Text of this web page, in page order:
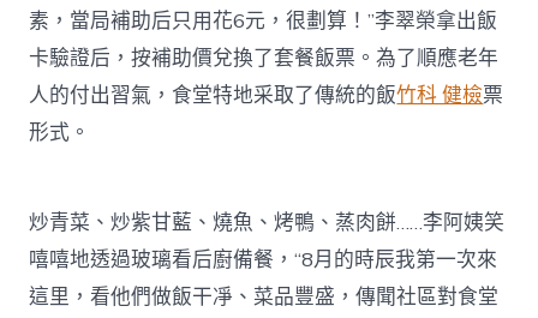
素，當局補助后只用花6元，很劃算！”李翠榮拿出飯
卡驗證后，按補助價兌換了套餐飯票。為了順應老年
人的付出習氣，食堂特地采取了傳統的飯竹科 健檢票
形式。
炒青菜、炒紫甘藍、燒魚、烤鴨、蒸肉餅……李阿姨笑
嘻嘻地透過玻璃看后廚備餐，“8月的時辰我第一次來
這里，看他們做飯干凈、菜品豐盛，傳聞社區對食堂